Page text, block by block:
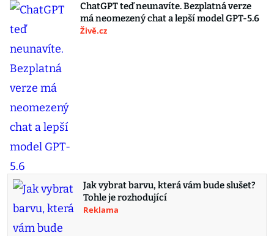
ChatGPT teď neunavíte. Bezplatná verze
má neomezený chat a lepší model GPT-5.6
Živě.cz
Jak vybrat barvu, která vám bude slušet?
Tohle je rozhodující
Reklama